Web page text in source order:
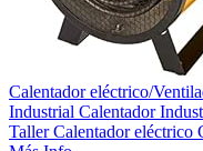
Calentador eléctrico/
Industrial Calentador
Taller Calentador eléctrico